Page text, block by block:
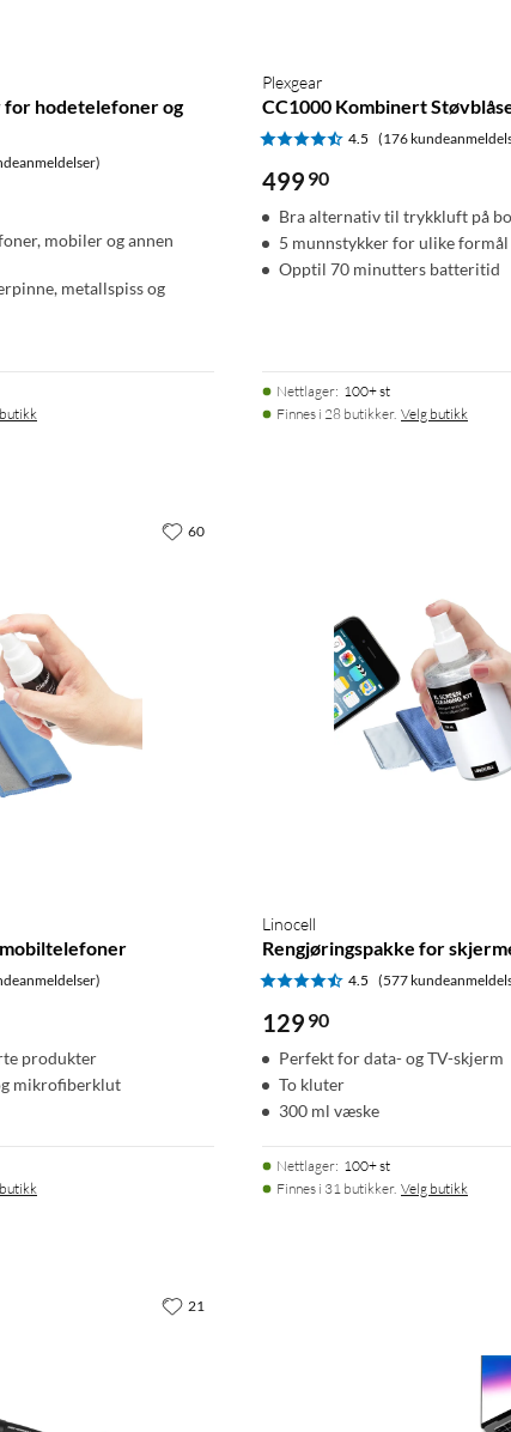
hodetelefoner og
mobiler og annen
metallspiss og
Plexgear
CC1000 Kombinert
4.5 (176
499 90
Bra alternativ til trykkluft på
5 munnstykker for ulike formål
Opptil 70 minutters batteritid
Nettlager: 100+ st
Finnes i 28 butikker. Velg butikk
produkter
mikrofiberklut
60
Linocell
Rengjøringspakke for
4.5 (577
129 90
Perfekt for data- og TV-skjerm
To kluter
300 ml væske
Nettlager: 100+ st
Finnes i 31 butikker. Velg butikk
21